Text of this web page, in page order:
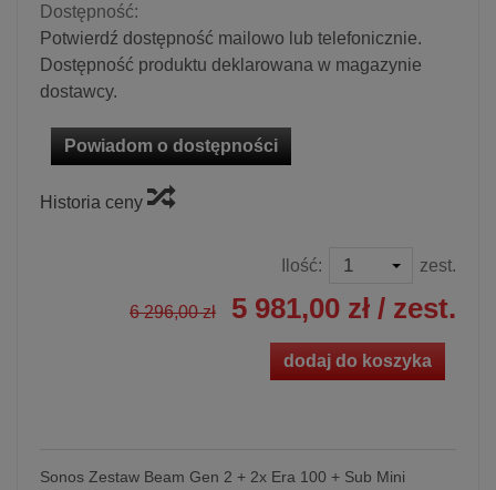
Dostępność:
Potwierdź dostępność mailowo lub telefonicznie.
Dostępność produktu deklarowana w magazynie
dostawcy.
Powiadom o dostępności
Historia ceny
Ilość: zest.
6 296,00 zł 5 981,00 zł / zest.
dodaj do koszyka
Sonos Zestaw Beam Gen 2 + 2x Era 100 + Sub Mini